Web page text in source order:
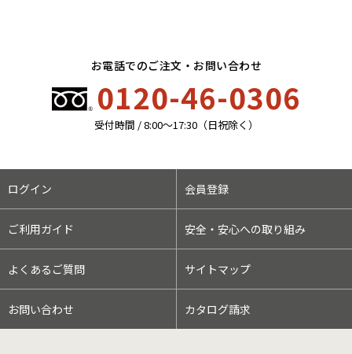
お電話でのご注文・お問い合わせ
0120-46-0306
受付時間 / 8:00〜17:30（日祝除く）
ログイン 会員登録
ご利用ガイド 安全・安心への取り組み
よくあるご質問 サイトマップ
お問い合わせ カタログ請求